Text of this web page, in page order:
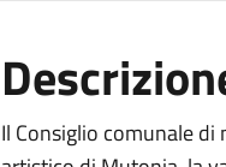
Il Consiglio comunale